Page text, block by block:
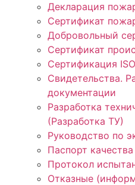
Декларация
Сертификат
Добровольный
Сертификат
Сертификация ISO
Свидетельства.
документации
Разработка
(Разработка ТУ)
Руководство по
Паспорт
Протокол
Отказные